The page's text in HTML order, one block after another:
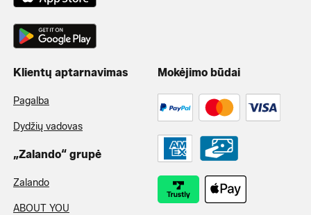
Klientų aptarnavimas
Pagalba
Dydžių vadovas
„Zalando“ grupė
Zalando
ABOUT YOU
Mokėjimo būdai